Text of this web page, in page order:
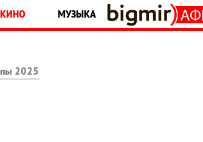
КИНО МУЗЫКА
2025